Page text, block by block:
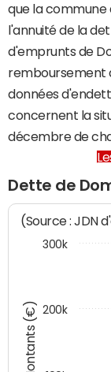
que la commune
l'annuité de la
d'emprunts de
remboursement
données
concernent la
décembre de
Dette de
Montants (€)
(Source : JDN
200k
300k